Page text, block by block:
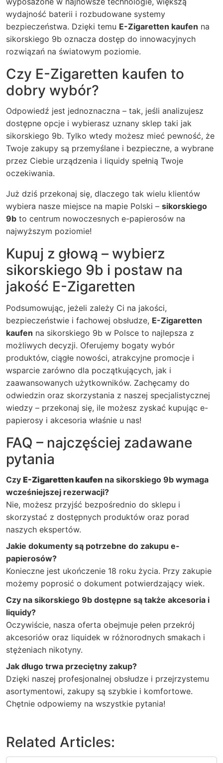
wydajność baterii i rozbudowane systemy
bezpieczeństwa. Dzięki temu E-Zigaretten kaufen na
sikorskiego 9b oznacza dostęp do innowacyjnych
rozwiązań na światowym poziomie.
Czy E-Zigaretten kaufen to
dobry wybór?
Odpowiedź jest jednoznaczna – tak, jeśli analizujesz
dostępne opcje i wybierasz uznany sklep taki jak
sikorskiego 9b. Tylko wtedy możesz mieć pewność, że
Twoje zakupy są przemyślane i bezpieczne, a wybrane
przez Ciebie urządzenia i liquidy spełnią Twoje
oczekiwania.
Już dziś przekonaj się, dlaczego tak wielu klientów
wybiera nasze miejsce na mapie Polski – sikorskiego
9b to centrum nowoczesnych e-papierosów na
najwyższym poziomie!
Kupuj z głową – wybierz
sikorskiego 9b i postaw na
jakość E-Zigaretten
Podsumowując, jeżeli zależy Ci na jakości,
bezpieczeństwie i fachowej obsłudze, E-Zigaretten
kaufen na sikorskiego 9b w Polsce to najlepsza z
możliwych decyzji. Oferujemy bogaty wybór
produktów, ciągłe nowości, atrakcyjne promocje i
wsparcie zarówno dla początkujących, jak i
zaawansowanych użytkowników. Zachęcamy do
odwiedzin oraz skorzystania z naszej specjalistycznej
wiedzy – przekonaj się, ile możesz zyskać kupując e-
papierosy i akcesoria właśnie u nas!
FAQ – najczęściej zadawane
pytania
Czy E-Zigaretten kaufen na sikorskiego 9b wymaga
wcześniejszej rezerwacji?
Nie, możesz przyjść bezpośrednio do sklepu i
skorzystać z dostępnych produktów oraz porad
naszych ekspertów.
Jakie dokumenty są potrzebne do zakupu e-
papierosów?
Konieczne jest ukończenie 18 roku życia. Przy zakupie
możemy poprosić o dokument potwierdzający wiek.
Czy na sikorskiego 9b dostępne są także akcesoria i
liquidy?
Oczywiście, nasza oferta obejmuje pełen przekrój
akcesoriów oraz liquidek w różnorodnych smakach i
stężeniach nikotyny.
Jak długo trwa przeciętny zakup?
Dzięki naszej profesjonalnej obsłudze i przejrzystemu
asortymentowi, zakupy są szybkie i komfortowe.
Chętnie odpowiemy na wszystkie pytania!
Related Articles: